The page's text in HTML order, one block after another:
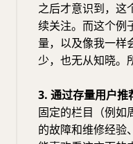
之后才意识到，这
续关注。而这个例
量，以及像我一样
少，也无从知晓。
3. 通过存量用户推
固定的栏目（例如
的故障和维修经验